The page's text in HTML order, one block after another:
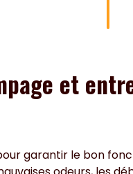
et
garantir le bon